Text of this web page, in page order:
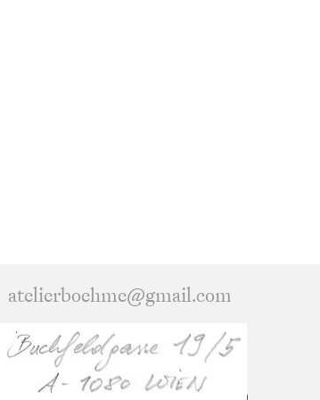
atelierboehme@gmail.com
Wien, Österreich
©2022 Sensationsverlag. Erstellt mit Wix.com